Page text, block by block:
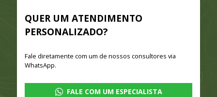
QUER UM ATENDIMENTO
PERSONALIZADO?
Fale diretamente com um de nossos consultores via
WhatsApp.
FALE COM UM ESPECIALISTA